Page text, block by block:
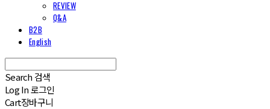
REVIEW
Q&A
B2B
English
Search 검색
Log In로그인
Cart장바구니